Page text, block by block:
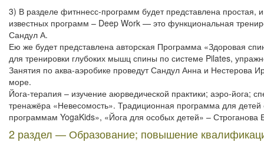
3) В разделе фитннесс-программ будет представлена простая,
известных программ – Deep Work — это функциональная
Сандул А.
Ею же будет представлена авторская Программа «Здоровая
для тренировки глубоких мышц спины по системе Pilates,
Занятия по аква-аэробике проведут Сандул Анна и Нестерова
море.
Йога-терапия – изучение аюрведической практики; аэро-йога;
тренажёра «Невесомость». Традиционная программа для
программам YogaKids», «Йога для особых детей» – Строганова
2 раздел — Образование; повышение